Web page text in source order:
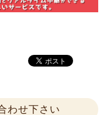
わせ下さい